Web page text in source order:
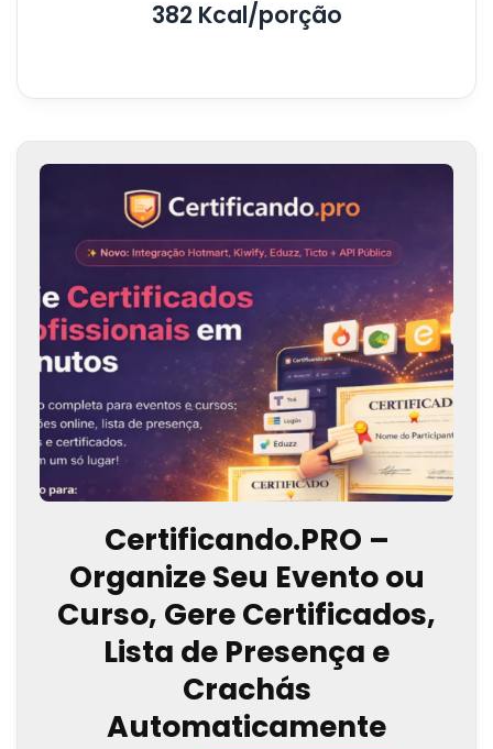
382 Kcal/porção
Certificando.PRO –
Organize Seu Evento ou
Curso, Gere Certificados,
Lista de Presença e
Crachás
Automaticamente